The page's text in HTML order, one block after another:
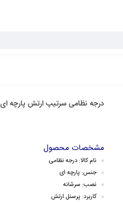
درجه نظامی سرتیپ ارتش پارچه ای
مشخصات محصول
نام کالا: درجه نظامی
جنس: پارچه ای
نصب: سرشانه
کاربرد: پرسنل ارتش